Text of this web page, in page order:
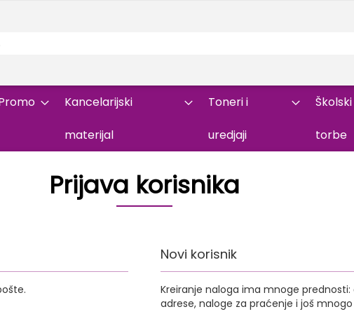
Kancelarijski
materijal
Toneri i
uredjaji torbe
Prijava korisnika
Novi korisnik
Kreiranje naloga ima mnoge
adrese, naloge za praćenje i još